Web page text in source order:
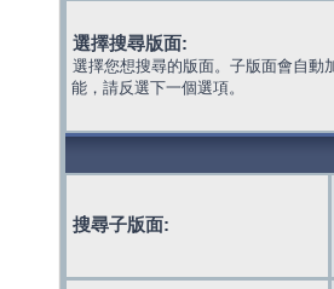
選擇搜尋版面:
選擇您想搜尋的版面。子版面會自動
能，請反選下一個選項。
搜尋子版面: